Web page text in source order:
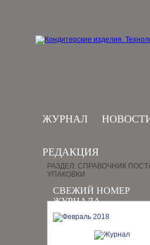
ЖУРНАЛ
РЕДАКЦИЯ
СВЕЖИЙ НОМЕР
ЖУРНАЛА
РАЗДЕЛ: СПРАВОЧНИК
УПАКОВКИ